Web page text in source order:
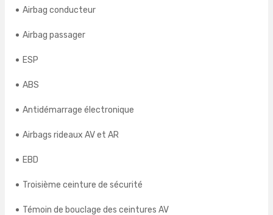
Airbag conducteur
Airbag passager
ESP
ABS
Antidémarrage électronique
Airbags rideaux AV et AR
EBD
Troisième ceinture de sécurité
Témoin de bouclage des ceintures AV